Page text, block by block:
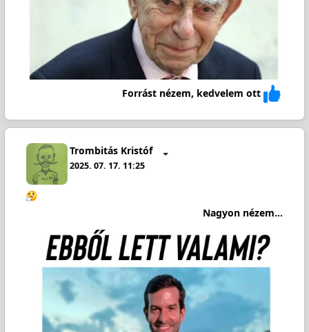
Forrást nézem, kedvelem ott
Trombitás Kristóf
2025. 07. 17. 11:25
Nagyon nézem...